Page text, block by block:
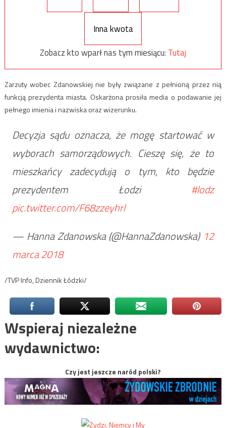
Inna kwota
Zobacz kto wparł nas tym miesiącu: Tutaj
Zarzuty wobec Zdanowskiej nie były związane z pełnioną przez nią
funkcją prezydenta miasta. Oskarżona prosiła media o podawanie jej
pełnego imienia i nazwiska oraz wizerunku.
Decyzja sądu oznacza, że mogę startować w
wyborach samorządowych. Cieszę się, że to
mieszkańcy zadecydują o tym, kto będzie
prezydentem Łodzi #lodz
pic.twitter.com/F68zzeyhrl
— Hanna Zdanowska (@HannaZdanowska) 12
marca 2018
/TVP Info, Dziennik Łódzki/
Wspieraj niezależne
wydawnictwo:
Czy jest jeszcze naród polski?